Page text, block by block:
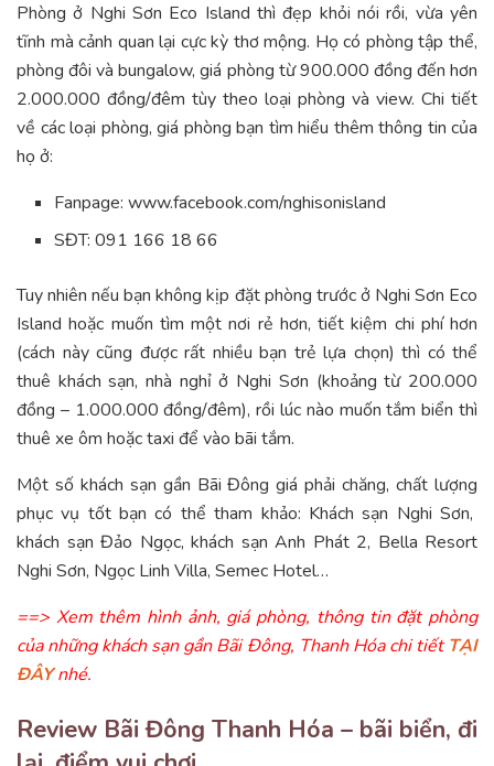
Phòng ở Nghi Sơn Eco Island thì đẹp khỏi nói rồi, vừa yên
tĩnh mà cảnh quan lại cực kỳ thơ mộng. Họ có phòng tập thể,
phòng đôi và bungalow, giá phòng từ 900.000 đồng đến hơn
2.000.000 đồng/đêm tùy theo loại phòng và view. Chi tiết
về các loại phòng, giá phòng bạn tìm hiểu thêm thông tin của
họ ở:
Fanpage: www.facebook.com/nghisonisland
SĐT: 091 166 18 66
Tuy nhiên nếu bạn không kịp đặt phòng trước ở Nghi Sơn Eco
Island hoặc muốn tìm một nơi rẻ hơn, tiết kiệm chi phí hơn
(cách này cũng được rất nhiều bạn trẻ lựa chọn) thì có thể
thuê khách sạn, nhà nghỉ ở Nghi Sơn (khoảng từ 200.000
đồng – 1.000.000 đồng/đêm), rồi lúc nào muốn tắm biển thì
thuê xe ôm hoặc taxi để vào bãi tắm.
Một số khách sạn gần Bãi Đông giá phải chăng, chất lượng
phục vụ tốt bạn có thể tham khảo: Khách sạn Nghi Sơn,
khách sạn Đảo Ngọc, khách sạn Anh Phát 2, Bella Resort
Nghi Sơn, Ngọc Linh Villa, Semec Hotel…
==> Xem thêm hình ảnh, giá phòng, thông tin đặt phòng
của những khách sạn gần Bãi Đông, Thanh Hóa chi tiết TẠI
ĐÂY nhé.
Review Bãi Đông Thanh Hóa – bãi biển, đi